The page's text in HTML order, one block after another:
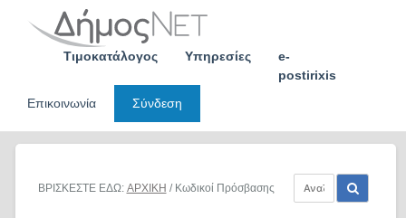
Τιμοκατάλογος Υπηρεσίες
e-
postirixis
Επικοινωνία
Σύνδεση
ΒΡΙΣΚΕΣΤΕ ΕΔΩ: ΑΡΧΙΚΗ / Κωδικοί Πρόσβασης